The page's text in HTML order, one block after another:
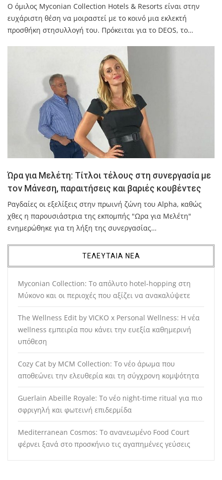
Ο όμιλος Myconian Collection Hotels & Resorts είναι στην
ευχάριστη θέση να μοιραστεί με το κοινό μια εκλεκτή
προσθήκη στησυλλογή του. Πρόκειται για το DEOS, το…
Ώρα για Μελέτη: Τίτλοι τέλους στη συνεργασία με
τον Μάνεση, παραιτήσεις και βαριές κουβέντες
Ραγδαίες οι εξελίξεις στην πρωινή ζώνη του Alpha, καθώς
χθες η παρουσιάστρια της εκπομπής "Ωρα για Μελέτη"
ενημερώθηκε για τη λήξη της συνεργασίας…
ΤΕΛΕΥΤΑΙΑ ΝΕΑ
Myconian Collection: Το απόλυτο hotel-hopping στη
Μύκονο και οι περιοχές που αξίζει να ανακαλύψετε
The Wellness Edit by VICKO x Personal Wellness: Η νέα
wellness εμπειρία που κάνει την ευεξία καθημερινή
υπόθεση
Cozy Cat by MCM Collection: Το νέο άρωμα που
αποθεώνει την ελευθερία και τη σύγχρονη κομψότητα
Guerlain Abeille Royale: Το νέο night-time ritual για πιο
σφριγηλή και φωτεινή επιδερμίδα
Mediterranean Cosmos: Το ανανεωμένο Food Court
φέρνει ξανά στο προσκήνιο τις αγαπημένες γεύσεις